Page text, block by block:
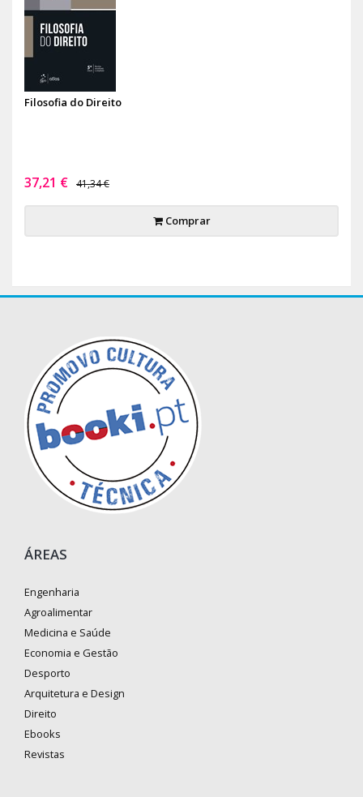
Filosofia do Direito
37,21 € 41,34 €
Comprar
ÁREAS
Engenharia
Agroalimentar
Medicina e Saúde
Economia e Gestão
Desporto
Arquitetura e Design
Direito
Ebooks
Revistas